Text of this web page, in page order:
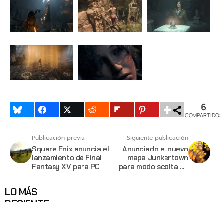
6
Publicación previa
Square Enix anuncia el
lanzamiento de Final
Fantasy XV para PC
Siguiente publicación
Anunciado el nuevo
mapa Junkertown
para modo scolta en
LO MÁS